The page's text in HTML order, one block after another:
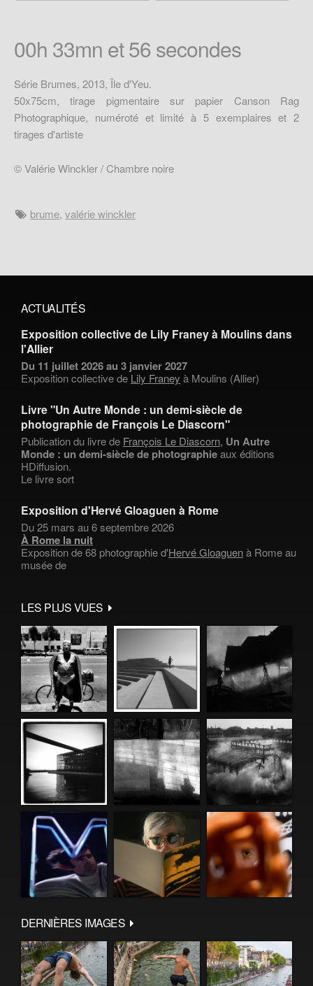
00h 33mn et 56 secondes
Série Brumes, 2013, Île d'Yeu.
50x75cm, tirage pigmentaire sur papier Canson Rag
Photographique, numéroté et limité à 5 exemplaires et 2
tirages d'artiste
© Valérie Winckler / Chambre noire
brume,valérie winckler
ACTUALITÉS
Exposition collective de Lily Franey à Moulins dans
l'Allier
Du 11 juillet 2026 au 3 janvier 2027
Exposition collective de Lily Franey à Moulins (Allier)
Livre "Un Autre Monde : un demi-siècle de
photographie de François Le Diascorn"
Publication du livre de François Le Diascorn, Un Autre
Monde : un demi-siècle de photographieaux éditions
HDiffusion.
Le livre sort
Exposition d'Hervé Gloaguen à Rome
Du 25 mars au 6 septembre 2026
À Rome la nuit
Exposition de 68 photographie d'Hervé Gloaguenà Rome au
musée de
LES PLUS VUES
DERNIÈRES IMAGES